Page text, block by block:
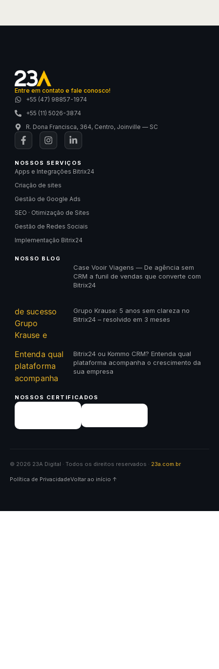
Entre em contato e fale conosco!
+55 (47) 98857-1974
+55 (11) 5026-3874
R. Dona Francisca, 364, Centro, Joinville — SC
NOSSOS SERVIÇOS
Apps e Integrações Bitrix24
Criação de sites
Gestão de Google Ads
SEO · Otimização de Sites
Gestão de Redes Sociais
Implementação Bitrix24
NOSSO BLOG
Case Vooir Viagens — De agência sem
CRM a funil de vendas que converte com
Bitrix24
Grupo Krause: 5 anos sem clareza no
Bitrix24 – resolvido em 3 meses
Bitrix24 ou Kommo CRM? Entenda qual
plataforma acompanha o crescimento da
sua empresa
NOSSOS CERTIFICADOS
© 2026 23A Digital · Todos os direitos reservados · 23a.com.br
Política de PrivacidadeVoltar ao início ↑